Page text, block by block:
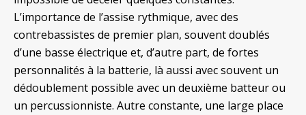
L’importance de l’assise rythmique, avec des
contrebassistes de premier plan, souvent doublés
d’une basse électrique et, d’autre part, de fortes
personnalités à la batterie, là aussi avec souvent un
dédoublement possible avec un deuxième batteur ou
un percussionniste. Autre constante, une large place